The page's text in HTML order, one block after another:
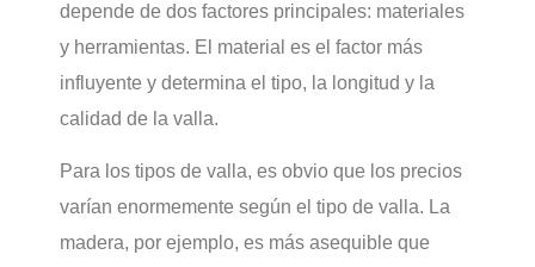
depende de dos factores principales: materiales
y herramientas. El material es el factor más
influyente y determina el tipo, la longitud y la
calidad de la valla.
Para los tipos de valla, es obvio que los precios
varían enormemente según el tipo de valla. La
madera, por ejemplo, es más asequible que